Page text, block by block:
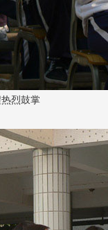
烈鼓掌